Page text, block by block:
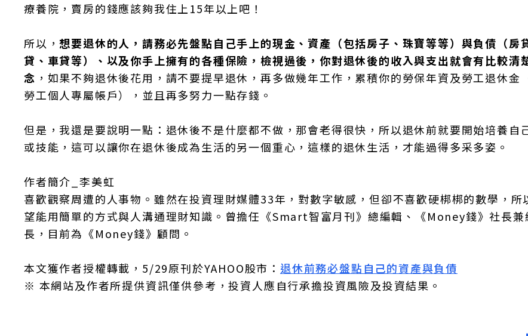
療養院，賣房的錢應該夠我住上15年以上吧！
所以，想要退休的人，請務必先盤點自己手上的現金、資產（包括房子、珠寶等等）與負債（房
貸、車貸等）、以及你手上擁有的各種保險，檢視過後，你對退休後的收入與支出就會有比較清
念 ，如果不夠退休後花用，請不要提早退休，再多做幾年工作，累積你的勞保年資及勞工退休金
勞工個人專屬帳戶），並且再多努力一點存錢。
但是，我還是要說明一點：退休後不是什麼都不做，那會老得很快，所以退休前就要開始培養自
或技能，這可以讓你在退休後成為生活的另一個重心，這樣的退休生活，才能過得多采多姿。
作者簡介_李美虹
喜歡觀察周遭的人事物。雖然在投資理財媒體33年，對數字敏感，但卻不喜歡硬梆梆的數學，所
望能用簡單的方式與人溝通理財知識。曾擔任《Smart智富月刊》總編輯、《Money錢》社長兼
長，目前為《Money錢》顧問。
本文獲作者授權轉載，5/29原刊於YAHOO股市： 退休前務必盤點自己的資產與負債
※ 本網站及作者所提供資訊僅供參考，投資人應自行承擔投資風險及投資結果。